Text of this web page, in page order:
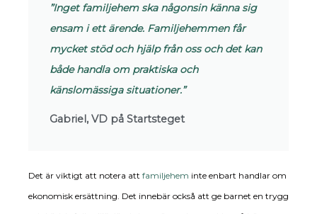
”Inget familjehem ska någonsin känna sig
ensam i ett ärende. Familjehemmen får
mycket stöd och hjälp från oss och det kan
både handla om praktiska och
känslomässiga situationer.”
Gabriel, VD på Startsteget
Det är viktigt att notera att familjehem inte enbart handlar om
ekonomisk ersättning. Det innebär också att ge barnet en trygg